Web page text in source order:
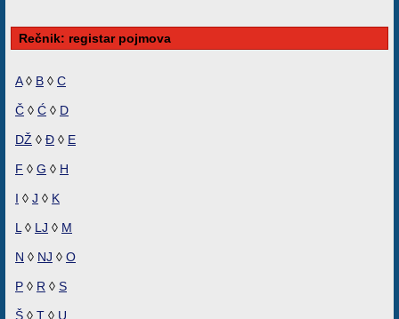
Rečnik: registar pojmova
A◊ B ◊ C
Č ◊ Ć ◊ D
DŽ ◊ Đ ◊ E
F ◊ G ◊ H
I ◊ J ◊ K
L ◊ LJ ◊ M
N ◊ NJ ◊ O
P ◊ R ◊ S
Š ◊ T ◊ U